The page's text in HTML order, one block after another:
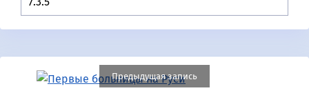
Предыдущая запись